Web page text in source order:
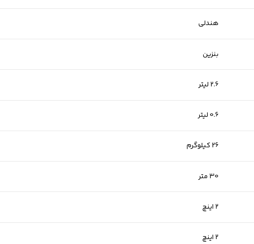
هندلی
بنزین
2.6 لیتر
0.6 لیتر
26 کیلوگرم
30 متر
۲ اینچ
2 اینچ